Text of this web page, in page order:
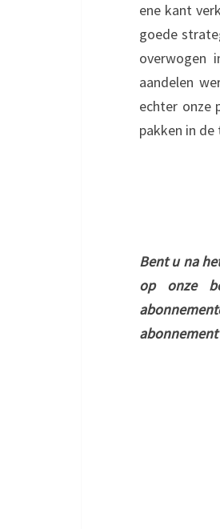
ene kant
goede
overwogen
aandelen
echter onze
pakken in
Bent u na
op onze